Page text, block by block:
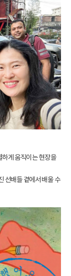
게 움직이는 현장을
선배들 곁에서 배울 수